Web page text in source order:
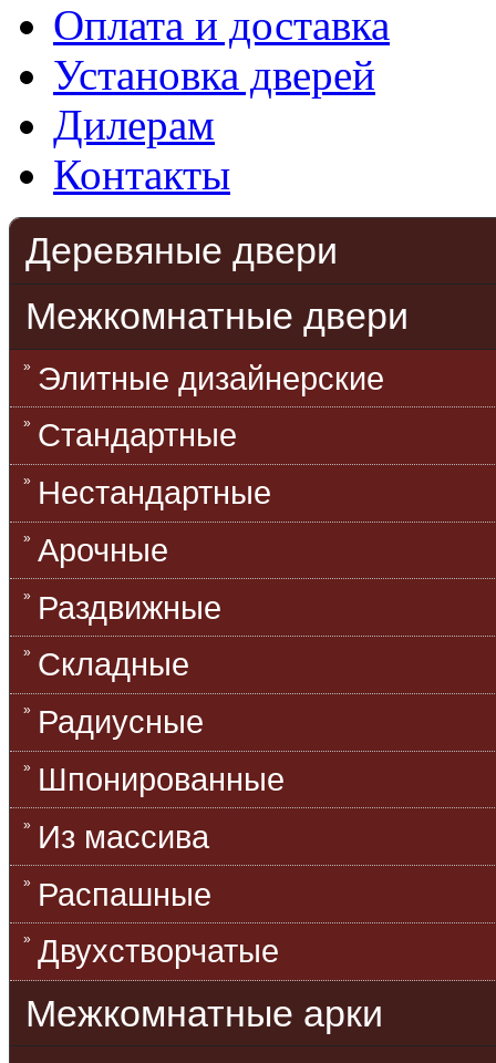
Оплата и доставка
Установка дверей
Дилерам
Контакты
Деревяные двери
Межкомнатные двери
Элитные дизайнерские
Стандартные
Нестандартные
Арочные
Раздвижные
Складные
Радиусные
Шпонированные
Из массива
Распашные
Двухстворчатые
Межкомнатные арки